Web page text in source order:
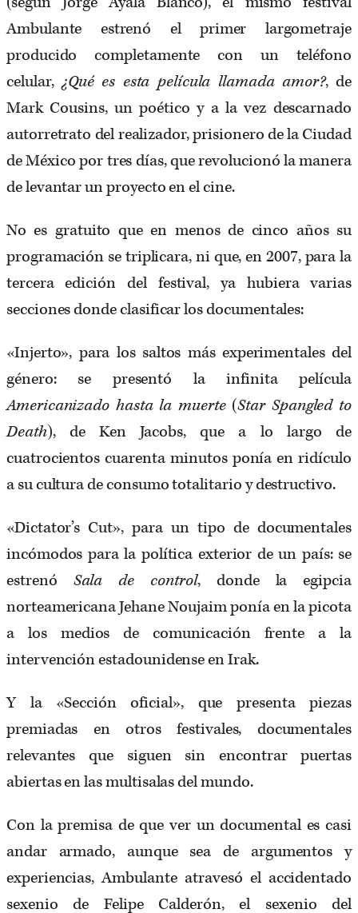
Ambulante estrenó el primer largometraje
producido completamente con un teléfono
celular,¿Qué es esta película llamada amor?, de
Mark Cousins, un poético y a la vez descarnado
autorretrato del realizador, prisionero de la Ciudad
de México por tres días, que revolucionó la manera
de levantar un proyecto en el cine.
No es gratuito que en menos de cinco años su
programación se triplicara, ni que, en 2007, para la
tercera edición del festival, ya hubiera varias
secciones donde clasificar los documentales:
«Injerto», para los saltos más experimentales del
género: se presentó la infinita película
Americanizado hasta la muerte(Star Spangled to
Death), de Ken Jacobs, que a lo largo de
cuatrocientos cuarenta minutos ponía en ridículo
a su cultura de consumo totalitario y destructivo.
«Dictator’s Cut», para un tipo de documentales
incómodos para la política exterior de un país: se
estrenó Sala de control, donde la egipcia
norteamericana Jehane Noujaim ponía en la picota
a los medios de comunicación frente a la
intervención estadounidense en Irak.
Y la «Sección oficial», que presenta piezas
premiadas en otros festivales, documentales
relevantes que siguen sin encontrar puertas
abiertas en las multisalas del mundo.
Con la premisa de que ver un documental es casi
andar armado, aunque sea de argumentos y
experiencias, Ambulante atravesó el accidentado
sexenio de Felipe Calderón, el sexenio del